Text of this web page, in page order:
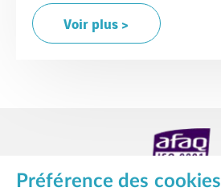
Voir plus >
Préférence des cookies